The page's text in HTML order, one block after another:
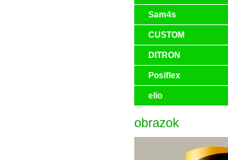
Sam4s
CUSTOM
DITRON
Posiflex
elio
obrazok